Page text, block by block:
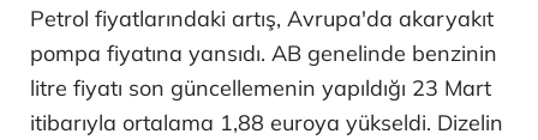
Petrol fiyatlarındaki artış, Avrupa'da akaryakıt
pompa fiyatına yansıdı. AB genelinde benzinin
litre fiyatı son güncellemenin yapıldığı 23 Mart
itibarıyla ortalama 1,88 euroya yükseldi. Dizelin